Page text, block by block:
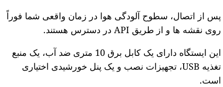
پس از اتصال، سطوح آلودگی هوا در زمان واقعی شما فوراً
روی نقشه ها و از طریق API در دسترس هستند.
این ایستگاه دارای یک کابل برق 10 متری ضد آب، یک منبع
تغذیه USB، تجهیزات نصب و یک پنل خورشیدی اختیاری
است.